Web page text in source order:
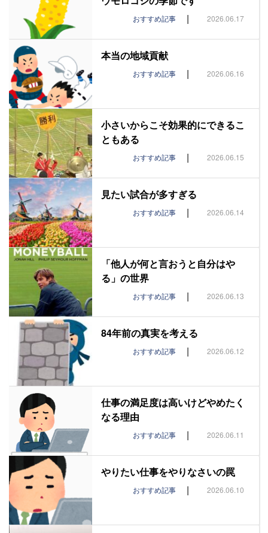
おすすめ記事 | 2026.06.17
本当の地域貢献
おすすめ記事 | 2026.06.16
小さいからこそ効果的にできるこ
ともある
おすすめ記事 | 2026.06.15
見たい試合が多すぎる
おすすめ記事 | 2026.06.14
「他人が何と言おうと自分はや
る」の世界
おすすめ記事 | 2026.06.13
84年前の真実を考える
おすすめ記事 | 2026.06.12
仕事の満足度は高いけどやめたく
なる理由
おすすめ記事 | 2026.06.11
やりたい仕事をやりなさいの罠
おすすめ記事 | 2026.06.10